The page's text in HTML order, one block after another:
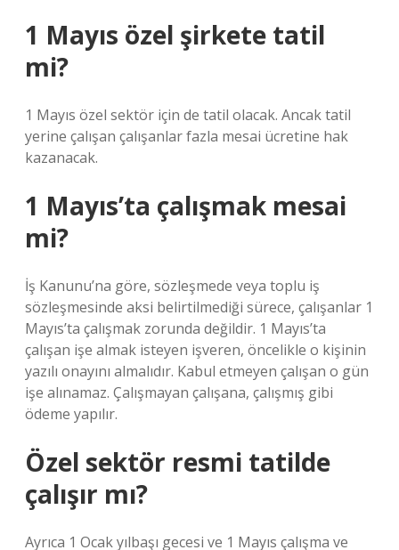
1 Mayıs özel şirkete tatil
mi?
1 Mayıs özel sektör için de tatil olacak. Ancak tatil
yerine çalışan çalışanlar fazla mesai ücretine hak
kazanacak.
1 Mayıs’ta çalışmak mesai
mi?
İş Kanunu’na göre, sözleşmede veya toplu iş
sözleşmesinde aksi belirtilmediği sürece, çalışanlar 1
Mayıs’ta çalışmak zorunda değildir. 1 Mayıs’ta
çalışan işe almak isteyen işveren, öncelikle o kişinin
yazılı onayını almalıdır. Kabul etmeyen çalışan o gün
işe alınamaz. Çalışmayan çalışana, çalışmış gibi
ödeme yapılır.
Özel sektör resmi tatilde
çalışır mı?
Ayrıca 1 Ocak yılbaşı gecesi ve 1 Mayıs çalışma ve